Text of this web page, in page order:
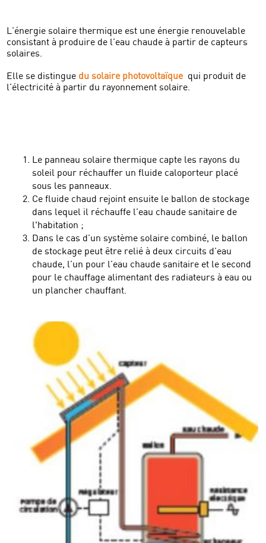
L’énergie solaire thermique est une énergie renouvelable
consistant à produire de l’eau chaude à partir de capteurs
solaires.​
​Elle se distingue du solaire photovoltaïquequi produit de
l’électricité à partir du rayonnement solaire.​
Le panneau solaire thermique capte les rayons du
soleil pour réchauffer un fluide caloporteur placé
sous les panneaux.
Ce fluide chaud rejoint ensuite le ballon de stockage
dans lequel il réchauffe l’eau chaude sanitaire de
l'habitation ;​
Dans le cas d’un système solaire combiné, le ballon
de stockage peut être relié à deux circuits d’eau
chaude, l’un pour l’eau chaude sanitaire et le second
pour le chauffage alimentant des radiateurs à eau ou
un plancher chauffant. ​